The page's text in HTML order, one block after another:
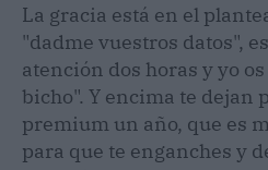
La gracia está en el
"dadme vuestros datos",
atención dos horas y yo
bicho". Y encima te dejan
premium un año, que es
para que te enganches y